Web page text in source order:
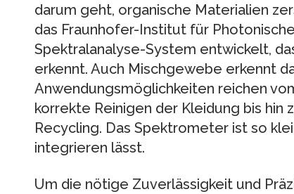
darum geht, organische Materialien
das Fraunhofer-Institut für
Spektralanalyse-System entwickelt,
erkennt. Auch Mischgewebe erkennt
Anwendungsmöglichkeiten reichen
korrekte Reinigen der Kleidung bis hin
Recycling. Das Spektrometer ist so
integrieren lässt.
Um die nötige Zuverlässigkeit und